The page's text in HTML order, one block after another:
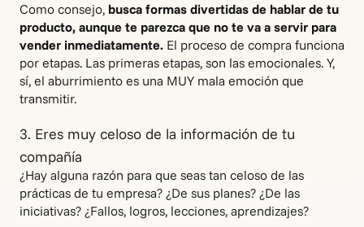
Como consejo, busca formas divertidas de hablar de tu
producto, aunque te parezca que no te va a servir para
vender inmediatamente. El proceso de compra funciona
por etapas. Las primeras etapas, son las emocionales. Y,
sí, el aburrimiento es una MUY mala emoción que
transmitir.
3. Eres muy celoso de la información de tu
compañía
¿Hay alguna razón para que seas tan celoso de las
prácticas de tu empresa? ¿De sus planes? ¿De las
iniciativas? ¿Fallos, logros, lecciones, aprendizajes?